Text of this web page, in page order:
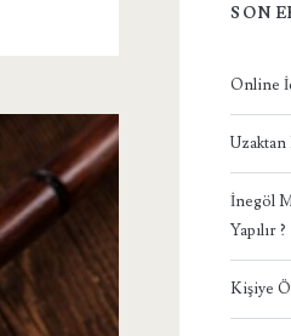
SON
Online
İnegöl
Yapılır ?
Kişiye